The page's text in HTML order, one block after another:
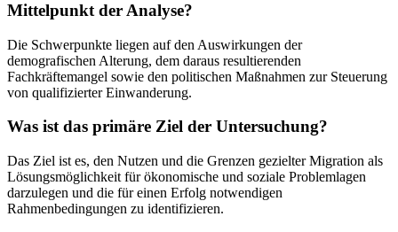
Mittelpunkt der Analyse?
Die Schwerpunkte liegen auf den Auswirkungen der
demografischen Alterung, dem daraus resultierenden
Fachkräftemangel sowie den politischen Maßnahmen zur Steuerung
von qualifizierter Einwanderung.
Was ist das primäre Ziel der Untersuchung?
Das Ziel ist es, den Nutzen und die Grenzen gezielter Migration als
Lösungsmöglichkeit für ökonomische und soziale Problemlagen
darzulegen und die für einen Erfolg notwendigen
Rahmenbedingungen zu identifizieren.